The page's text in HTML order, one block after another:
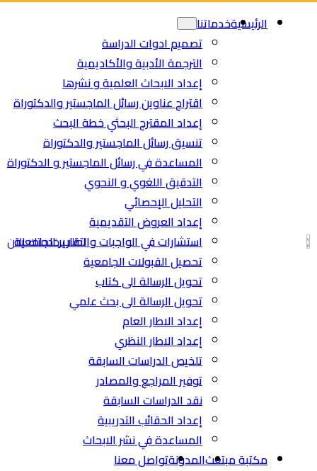
Skip
Skip
الرئيسيةخدماتنا
تصميم ادوات الدراسة
الترجمة الأدبية والأكاديمية
إعداد الابحاث العلمية و نشرها
اقتراح عناوين رسائل الماجستير والدكتوراة
إعداد المقترح البحثي خطة البحث
تنسيق رسائل الماجستير والدكتوراة
المساعدة في رسائل الماجستير و الدكتوراة
التدقيق اللغوي و النحوي
التحليل الإحصائي
إعداد العروض التقديمية
استشارات في الواجبات والتقارير الجامعية
تحصيل القبولات الجامعية
تحويل الرسالة الى كتاب
تحويل الرسالة الى بحث علمي
إعداد الاطار العام
إعداد الاطار النظري
تلخيص الدراسات السابقة
توفير المراجع والمصادر
نقد الدراسات السابقة
إعداد الحقائب التدريبية
المساعدة في نشر الابحاث
مكتبة مبتعثالمدونةتواصل معنا
اطلب خدمتك الان